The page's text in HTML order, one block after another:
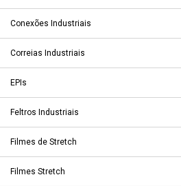
Conexões Industriais
Correias Industriais
EPIs
Feltros Industriais
Filmes de Stretch
Filmes Stretch